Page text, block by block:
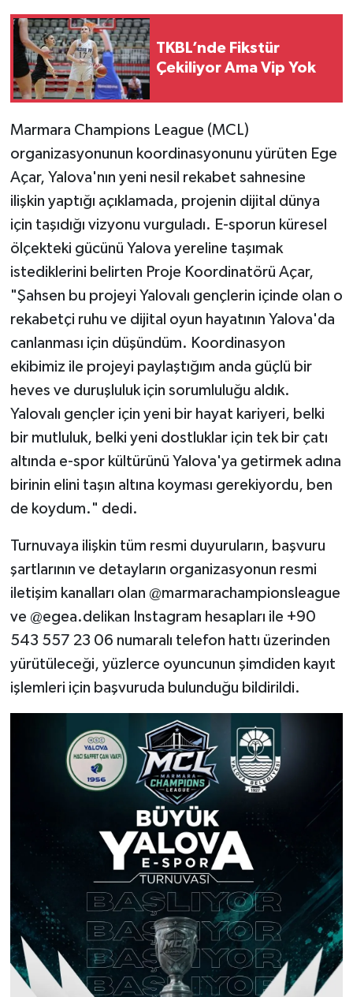
TKBL’nde Fikstür
Çekiliyor Ama Vip Yok
Marmara Champions League (MCL)
organizasyonunun koordinasyonunu yürüten Ege
Açar, Yalova'nın yeni nesil rekabet sahnesine
ilişkin yaptığı açıklamada, projenin dijital dünya
için taşıdığı vizyonu vurguladı. E-sporun küresel
ölçekteki gücünü Yalova yereline taşımak
istediklerini belirten Proje Koordinatörü Açar,
"Şahsen bu projeyi Yalovalı gençlerin içinde olan o
rekabetçi ruhu ve dijital oyun hayatının Yalova'da
canlanması için düşündüm. Koordinasyon
ekibimiz ile projeyi paylaştığım anda güçlü bir
heves ve duruşluluk için sorumluluğu aldık.
Yalovalı gençler için yeni bir hayat kariyeri, belki
bir mutluluk, belki yeni dostluklar için tek bir çatı
altında e-spor kültürünü Yalova'ya getirmek adına
birinin elini taşın altına koyması gerekiyordu, ben
de koydum." dedi.
Turnuvaya ilişkin tüm resmi duyuruların, başvuru
şartlarının ve detayların organizasyonun resmi
iletişim kanalları olan @marmarachampionsleague
ve @egea.delikan Instagram hesapları ile +90
543 557 23 06 numaralı telefon hattı üzerinden
yürütüleceği, yüzlerce oyuncunun şimdiden kayıt
işlemleri için başvuruda bulunduğu bildirildi.